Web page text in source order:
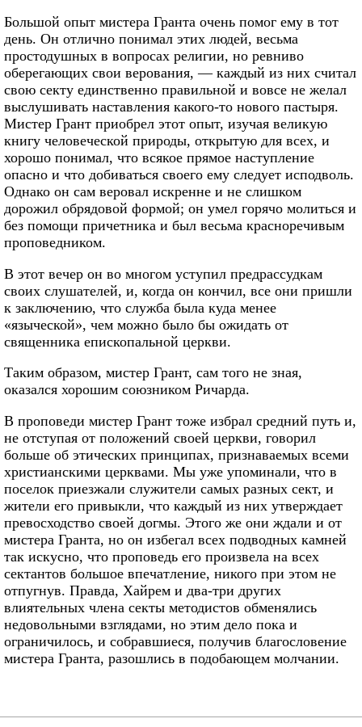
Большой опыт мистера Гранта очень помог ему в тот
день. Он отлично понимал этих людей, весьма
простодушных в вопросах религии, но ревниво
оберегающих свои верования, — каждый из них считал
свою секту единственно правильной и вовсе не желал
выслушивать наставления какого-то нового пастыря.
Мистер Грант приобрел этот опыт, изучая великую
книгу человеческой природы, открытую для всех, и
хорошо понимал, что всякое прямое наступление
опасно и что добиваться своего ему следует исподволь.
Однако он сам веровал искренне и не слишком
дорожил обрядовой формой; он умел горячо молиться и
без помощи причетника и был весьма красноречивым
проповедником.
В этот вечер он во многом уступил предрассудкам
своих слушателей, и, когда он кончил, все они пришли
к заключению, что служба была куда менее
«языческой», чем можно было бы ожидать от
священника епископальной церкви.
Таким образом, мистер Грант, сам того не зная,
оказался хорошим союзником Ричарда.
В проповеди мистер Грант тоже избрал средний путь и,
не отступая от положений своей церкви, говорил
больше об этических принципах, признаваемых всеми
христианскими церквами. Мы уже упоминали, что в
поселок приезжали служители самых разных сект, и
жители его привыкли, что каждый из них утверждает
превосходство своей догмы. Этого же они ждали и от
мистера Гранта, но он избегал всех подводных камней
так искусно, что проповедь его произвела на всех
сектантов большое впечатление, никого при этом не
отпугнув. Правда, Хайрем и два-три других
влиятельных члена секты методистов обменялись
недовольными взглядами, но этим дело пока и
ограничилось, и собравшиеся, получив благословение
мистера Гранта, разошлись в подобающем молчании.